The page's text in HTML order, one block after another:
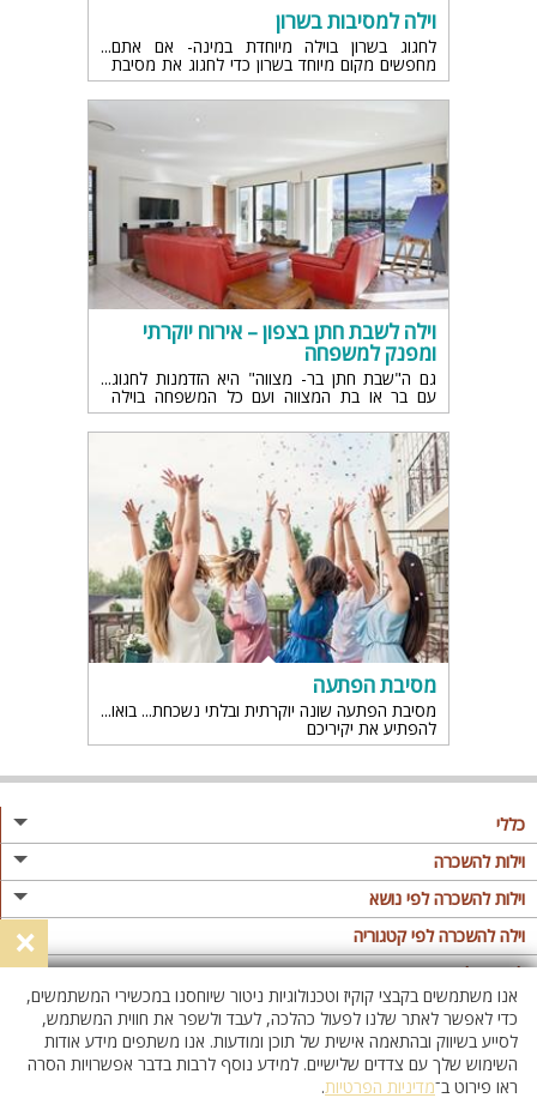
וילה למסיבות בשרון
לחגוג בשרון בוילה מיוחדת במינה- אם אתם
מחפשים מקום מיוחד בשרון כדי לחגוג את מסיבת
יום ההולדת הבאה שלכם, מה דעתכם על וילה
למסיבות בשרון, המתאימה לאירועים מסוג זה?
וילה לשבת חתן בצפון – אירוח יוקרתי
ומפנק למשפחה
גם ה"שבת חתן בר- מצווה" היא הזדמנות לחגוג
עם בר או בת המצווה ועם כל המשפחה בוילה
לאירוח והכי מתאים בצפון הארץ, באווירה ייחודית
וקסומה ובאיכות גבוהה ביותר. הוילה מכילה את כל
האורחים ומספקת עבורכם את כל מבוקשכם,
בשירות אדיב ונדיב, כיד המלך.
מסיבת הפתעה
מסיבת הפתעה שונה יוקרתית ובלתי נשכחת... בואו
להפתיע את יקיריכם
כללי
מגזין
פרסום באתר
תקנון
מדיניות פרטיות
וילות להשכרה
וילות בצפון
וילות במרכז
וילות בדרום
וילות באילת
וילות בשרון
וילות באזור החרמון
וילות להשכרה לפי נושא
וילה לזוגות
וילות למשפחות
וילות לציבור הדתי
אירוח דרוזי
וילות למסיבות
וילה להשכרה לפי קטגוריה
וילות עם בריכה
וילה עם בריכה מחוממת
וילה עם בריכה מחוממת מקורה
וילות עם סאונה
לופטים להשכרה
לופט
לופטים בצפון
לופטים בדרום
×
אנו משתמשים בקבצי קוקיז וטכנולוגיות ניטור שיוחסנו במכשירי המשתמשים,
כדי לאפשר לאתר שלנו לפעול כהלכה, לעבד ולשפר את חווית המשתמש,
לסייע בשיווק ובהתאמה אישית של תוכן ומודעות. אנו משתפים מידע אודות
השימוש שלך עם צדדים שלישיים. למידע נוסף לרבות בדבר אפשרויות הסרה
ראו פירוט ב־מדיניות הפרטיות.